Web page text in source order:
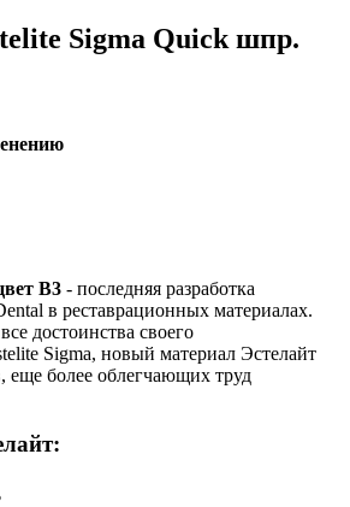
Sigma Quick шпр.
В3 - последняя разработка
в реставрационных материалах.
достоинства своего
Sigma, новый материал Эстелайт
еще более облегчающих труд